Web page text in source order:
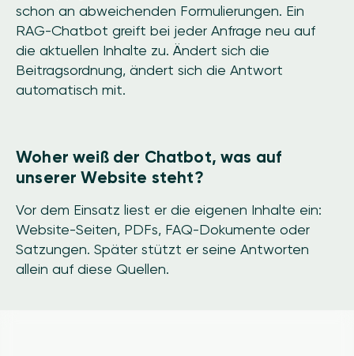
schon an abweichenden Formulierungen. Ein
RAG-Chatbot greift bei jeder Anfrage neu auf
die aktuellen Inhalte zu. Ändert sich die
Beitragsordnung, ändert sich die Antwort
automatisch mit.
Woher weiß der Chatbot, was auf
unserer Website steht?
Vor dem Einsatz liest er die eigenen Inhalte ein:
Website-Seiten, PDFs, FAQ-Dokumente oder
Satzungen. Später stützt er seine Antworten
allein auf diese Quellen.